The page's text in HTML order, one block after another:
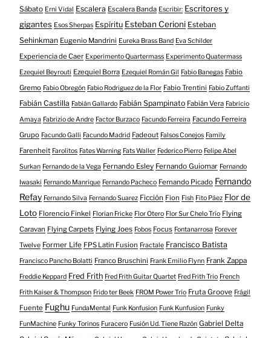
Sábato Erni Vidal Escalera Escalera Banda Escribir: Escritores y
gigantes Esos Sherpas Espíritu Esteban Cerioni Esteban
Sehinkman Eugenio Mandrini Eureka Brass Band Eva Schilder
Experiencia de Caer Experimento Quartermass Experimento Quatermass
Ezequiel Beyrouti Ezequiel Borra Ezequiel Román Gil Fabio Banegas Fabio
Gremo Fabio Obregón Fabio Rodriguez de la Flor Fabio Trentini Fabio Zuffanti
Fabián Castilla Fabián Gallardo Fabián Spampinato Fabián Vera Fabricio
Amaya Fabrizio de Andre Factor Burzaco Facundo Ferreira Facundo Ferreira
Grupo Facundo Galli Facundo Madrid Fadeout Falsos Conejos Family
Farenheit Farolitos Fates Warning Fats Waller Federico Pierro Felipe Abel
Surkan Fernando de la Vega Fernando Esley Fernando Guiomar Fernando
Iwasaki Fernando Manrique Fernando Pacheco Fernando Picado Fernando
Refay Fernando Silva Fernando Suarez Ficción Fion Fish Fito Páez Flor de
Loto Florencio Finkel Florian Fricke Flor Otero Flor Sur Chelo Trío Flying
Caravan Flying Carpets Flying Joes Fobos Focus Fontanarrosa Forever
Twelve Former Life FPS Latin Fusion Fractale Francisco Batista
Francisco Pancho Bolatti Franco Bruschini Frank Emilio Flynn Frank Zappa
Freddie Keppard Fred Frith Fred Frith Guitar Quartet Fred Frith Trio French
Frith Kaiser & Thompson Frido ter Beek FROM Power Trío Fruta Groove Frágil
Fuente Fughu FundaMental Funk Konfusion Funk Kunfusion Funky
FunMachine Funky Torinos Furacero Fusión Ud. Tiene Razón Gabriel Delta